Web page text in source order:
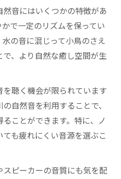
音にはいくつかの特徴があ
で一定のリズムを保ってい
の音に混じって小鳥のさえ
、より自然な癒し空間が生
聴く機会が限られています
自然音を利用することで、
ことができます。特に、ノ
も疲れにくい音源を選ぶこ
ピーカーの音質にも気を配